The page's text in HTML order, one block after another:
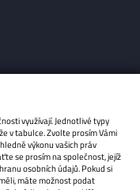
využívají. Jednotlivé typy
v tabulce. Zvolte prosím Vámi
výkonu vašich práv
se prosím na společnost, jejíž
osobních údajů. Pokud si
máte možnost podat